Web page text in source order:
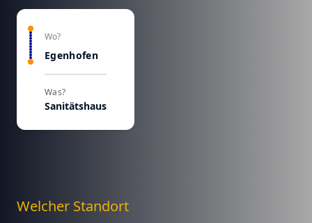
Wo?
Egenhofen
Was?
Sanitätshaus
Welcher Standort